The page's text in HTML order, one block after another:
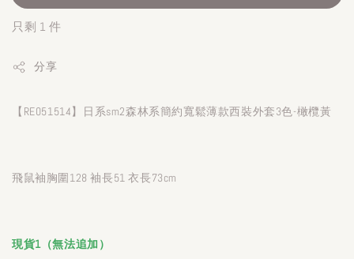
只剩 1 件
分享
【RE051514】日系sm2森林系簡約寬鬆薄款西裝外套3色-橄欖黃
飛鼠袖胸圍128 袖長51 衣長73cm
現貨1（無法追加）